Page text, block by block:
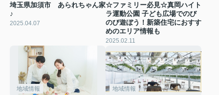
埼玉県加須市 あられちゃん家
♪
2025.04.07
☆ファミリー必見☆真岡ハイト
ラ運動公園 子ども広場でのび
のび遊ぼう！新築住宅におすす
めのエリア情報も
2025.02.11
地域情報 地域情報